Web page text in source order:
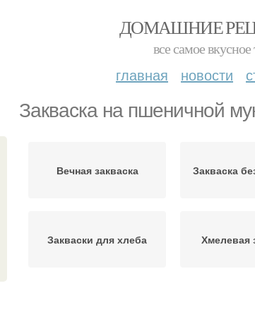
ДОМАШНИЕ
все самое вкусное
главная новости
Закваска на пшеничной
Вечная закваска Закваска
Закваски для хлеба Хмелевая